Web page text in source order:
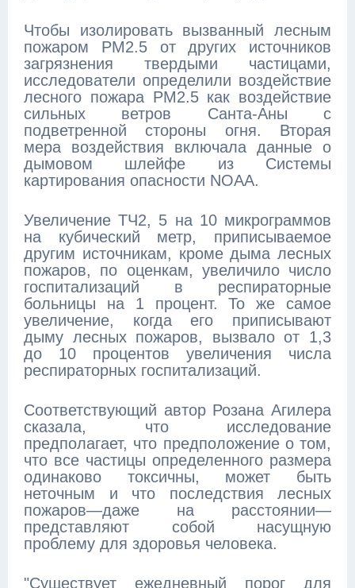
Чтобы изолировать вызванный лесным
пожаром PM2.5 от других источников
загрязнения твердыми частицами,
исследователи определили воздействие
лесного пожара PM2.5 как воздействие
сильных ветров Санта-Аны с
подветренной стороны огня. Вторая
мера воздействия включала данные о
дымовом шлейфе из Системы
картирования опасности NOAA.
Увеличение ТЧ2, 5 на 10 микрограммов
на кубический метр, приписываемое
другим источникам, кроме дыма лесных
пожаров, по оценкам, увеличило число
госпитализаций в респираторные
больницы на 1 процент. То же самое
увеличение, когда его приписывают
дыму лесных пожаров, вызвало от 1,3
до 10 процентов увеличения числа
респираторных госпитализаций.
Соответствующий автор Розана Агилера
сказала, что исследование
предполагает, что предположение о том,
что все частицы определенного размера
одинаково токсичны, может быть
неточным и что последствия лесных
пожаров—даже на расстоянии—
представляют собой насущную
проблему для здоровья человека.
"Существует ежедневный порог для